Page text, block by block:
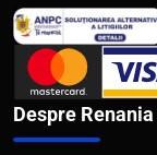
Despre Renania